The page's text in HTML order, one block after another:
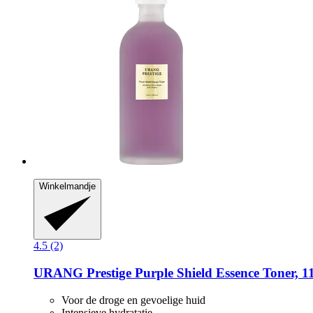
Winkelmandje
4.5 (2)
URANG Prestige Purple Shield Essence Toner,
Voor de droge en gevoelige huid